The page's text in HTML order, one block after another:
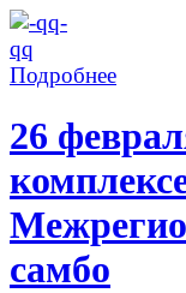
Подробнее
26
самбо